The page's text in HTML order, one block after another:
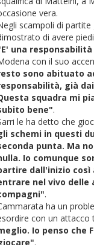
vera.
scampoli di
di avere
una responsabilità
con il suo
sono abituato
già
squadra mi
bene".
le ha detto che
schemi in questi
punta. Ma
Io comunque
dall'inizio così
nel vivo delle
.
ha un
con un attacco
Io penso che
.